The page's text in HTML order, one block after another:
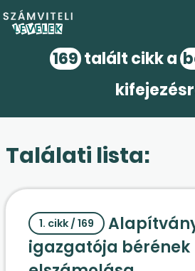
169 talált cikk a
Találati lista:
1. cikk / 169
igazgatója bérének